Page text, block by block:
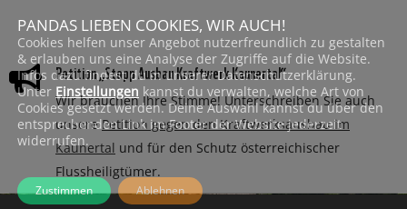
 Petition „Stopp Ausbau Kraftwerk Kaunertal“
Wir brauchen Ihre Stimme! Unterschreiben Sie auch
unserePetition gegen den Kraftwerksausbau im
Kaunertal und für den Schutz österreichischer
Flussheiligtümer.
PANDAS LIEBEN COOKIES, WIR AUCH!
Cookies helfen unser Angebot nutzerfreundlich zu gestalten
& erlauben uns eine Analyse der Zugriffe auf die Website.
Infos dazu findest du in unserer Datenschutzerklärung.
Unter Einstellungen kannst du verwalten, welche Art von
Cookies gesetzt werden. Deine Auswahl kannst du über den
entsprechenden Link im Footer der Website jederzeit
widerrufen.
Zustimmen Ablehnen